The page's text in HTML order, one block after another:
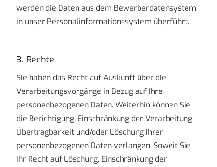
werden die Daten aus dem Bewerberdatensystem
in unser Personalinformationssystem überführt.
3. Rechte
Sie haben das Recht auf Auskunft über die
Verarbeitungsvorgänge in Bezug auf Ihre
personenbezogenen Daten. Weiterhin können Sie
die Berichtigung, Einschränkung der Verarbeitung,
Übertragbarkeit und/oder Löschung Ihrer
personenbezogenen Daten verlangen. Soweit Sie
Ihr Recht auf Löschung, Einschränkung der